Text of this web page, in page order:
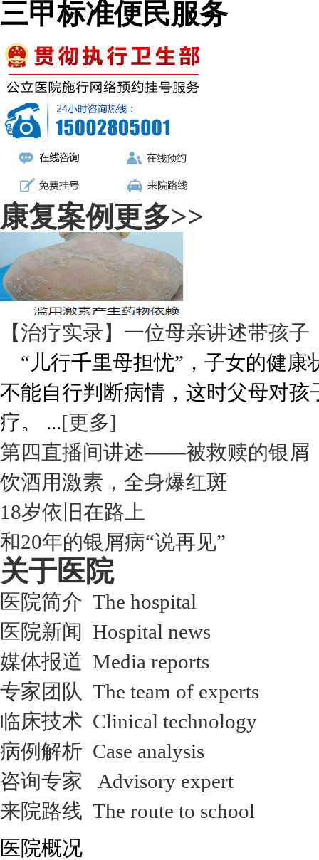
三甲标准便民服务
康复案例更多>>
【治疗实录】一位母亲讲述带孩子
“儿行千里母担忧”，子女的健康
不能自行判断病情，这时父母对
疗。 ...[更多]
第四直播间讲述——被救赎的银屑
饮酒用激素，全身爆红斑
18岁依旧在路上
和20年的银屑病“说再见”
关于医院
医院简介 The hospital
医院新闻 Hospital news
媒体报道 Media reports
专家团队 The team of experts
临床技术 Clinical technology
病例解析 Case analysis
咨询专家 Advisory expert
来院路线 The route to school
医院概况